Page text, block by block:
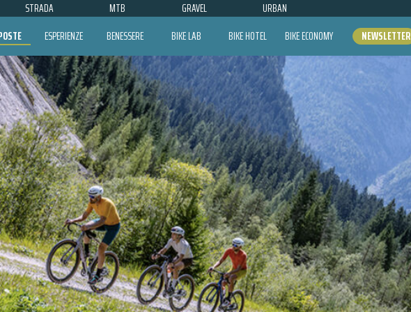
STRADA MTB GRAVEL URBAN
ESPERIENZE BENESSERE BIKE LAB BIKE HOTEL BIKE ECONOMY NEWSLETTER